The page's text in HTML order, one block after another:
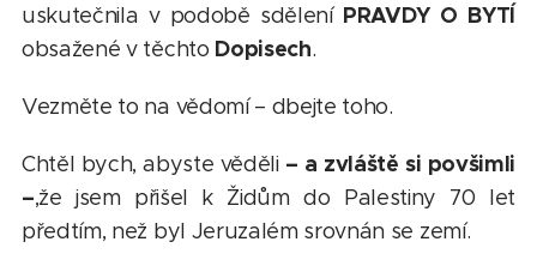
uskutečnila v podobě sdělení PRAVDY O BYTÍ
obsažené v těchto Dopisech.
Vezměte to na vědomí – dbejte toho.
Chtěl bych, abyste věděli – a zvláště si povšimli
–,že jsem přišel k Židům do Palestiny 70 let
předtím, než byl Jeruzalém srovnán se zemí.